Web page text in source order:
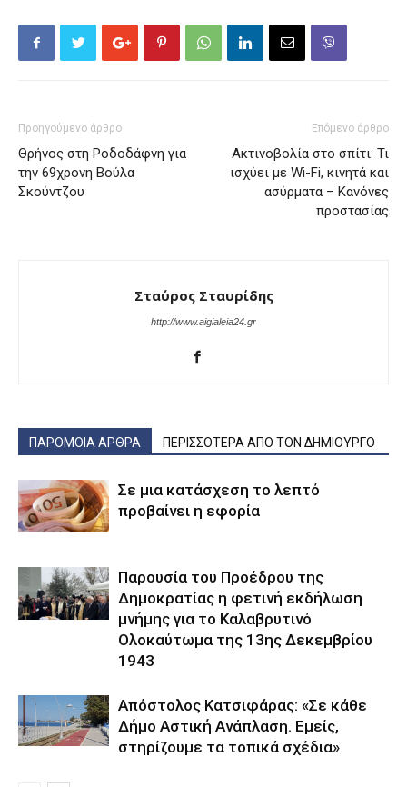
Προηγούμενο άρθρο
Θρήνος στη Ροδοδάφνη για
την 69χρονη Βούλα
Σκούντζου
Επόμενο άρθρο
Ακτινοβολία στο σπίτι: Τι
ισχύει με Wi-Fi, κινητά και
ασύρματα – Κανόνες
προστασίας
Σταύρος Σταυρίδης
http://www.aigialeia24.gr
ΠΑΡΟΜΟΙΑ ΑΡΘΡΑ ΠΕΡΙΣΣΟΤΕΡΑ ΑΠΟ ΤΟΝ ΔΗΜΙΟΥΡΓΟ
Σε μια κατάσχεση το λεπτό
προβαίνει η εφορία
Παρουσία του Προέδρου της
Δημοκρατίας η φετινή εκδήλωση
μνήμης για το Καλαβρυτινό
Ολοκαύτωμα της 13ης Δεκεμβρίου
1943
Απόστολος Κατσιφάρας: «Σε κάθε
Δήμο Αστική Ανάπλαση. Εμείς,
στηρίζουμε τα τοπικά σχέδια»